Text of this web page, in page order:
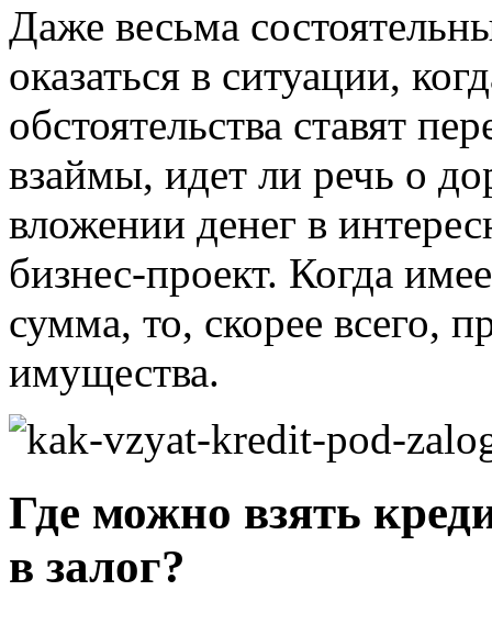
Даже весьма
оказаться в ситуации,
обстоятельства ставят
взаймы, идет ли речь о
вложении денег в
бизнес-проект. Когда
сумма, то, скорее всего,
имущества.
Где можно взять
в залог?